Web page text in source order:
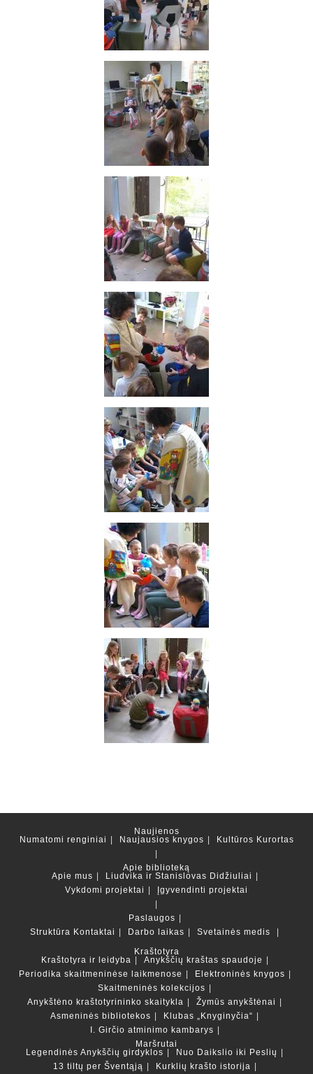
Naujienos
Numatomi renginiai
Naujausios knygos Kultūros Kurortas
Apie biblioteką
Apie mus
Liudvika ir Stanislovas Didžiuliai
Vykdomi projektai
Įgyvendinti projektai
Paslaugos
Struktūra Kontaktai Darbo laikas
Svetainės medis
Kraštotyra
Kraštotyra ir leidyba
Anykščių kraštas spaudoje
Periodika skaitmeninėse laikmenose
Elektroninės knygos
Skaitmeninės kolekcijos
Anykštėno kraštotyrininko skaitykla
Žymūs anykštėnai
Asmeninės bibliotekos
Klubas „Knyginyčia“
I. Girčio atminimo kambarys
Maršrutai
Legendinės Anykščių girdyklos
Nuo Daikslio iki Peslių
13 tiltų per Šventąją
Kurklių krašto istorija